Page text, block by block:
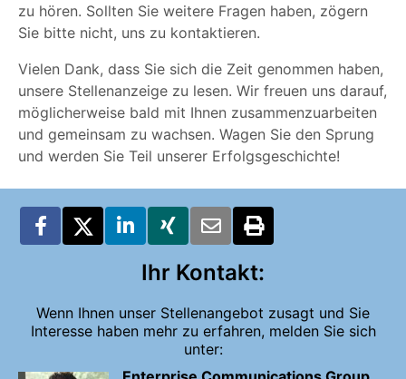
zu hören. Sollten Sie weitere Fragen haben, zögern
Sie bitte nicht, uns zu kontaktieren.
Vielen Dank, dass Sie sich die Zeit genommen haben,
unsere Stellenanzeige zu lesen. Wir freuen uns darauf,
möglicherweise bald mit Ihnen zusammenzuarbeiten
und gemeinsam zu wachsen. Wagen Sie den Sprung
und werden Sie Teil unserer Erfolgsgeschichte!
Ihr Kontakt:
Wenn Ihnen unser Stellenangebot zusagt und Sie
Interesse haben mehr zu erfahren, melden Sie sich
unter: